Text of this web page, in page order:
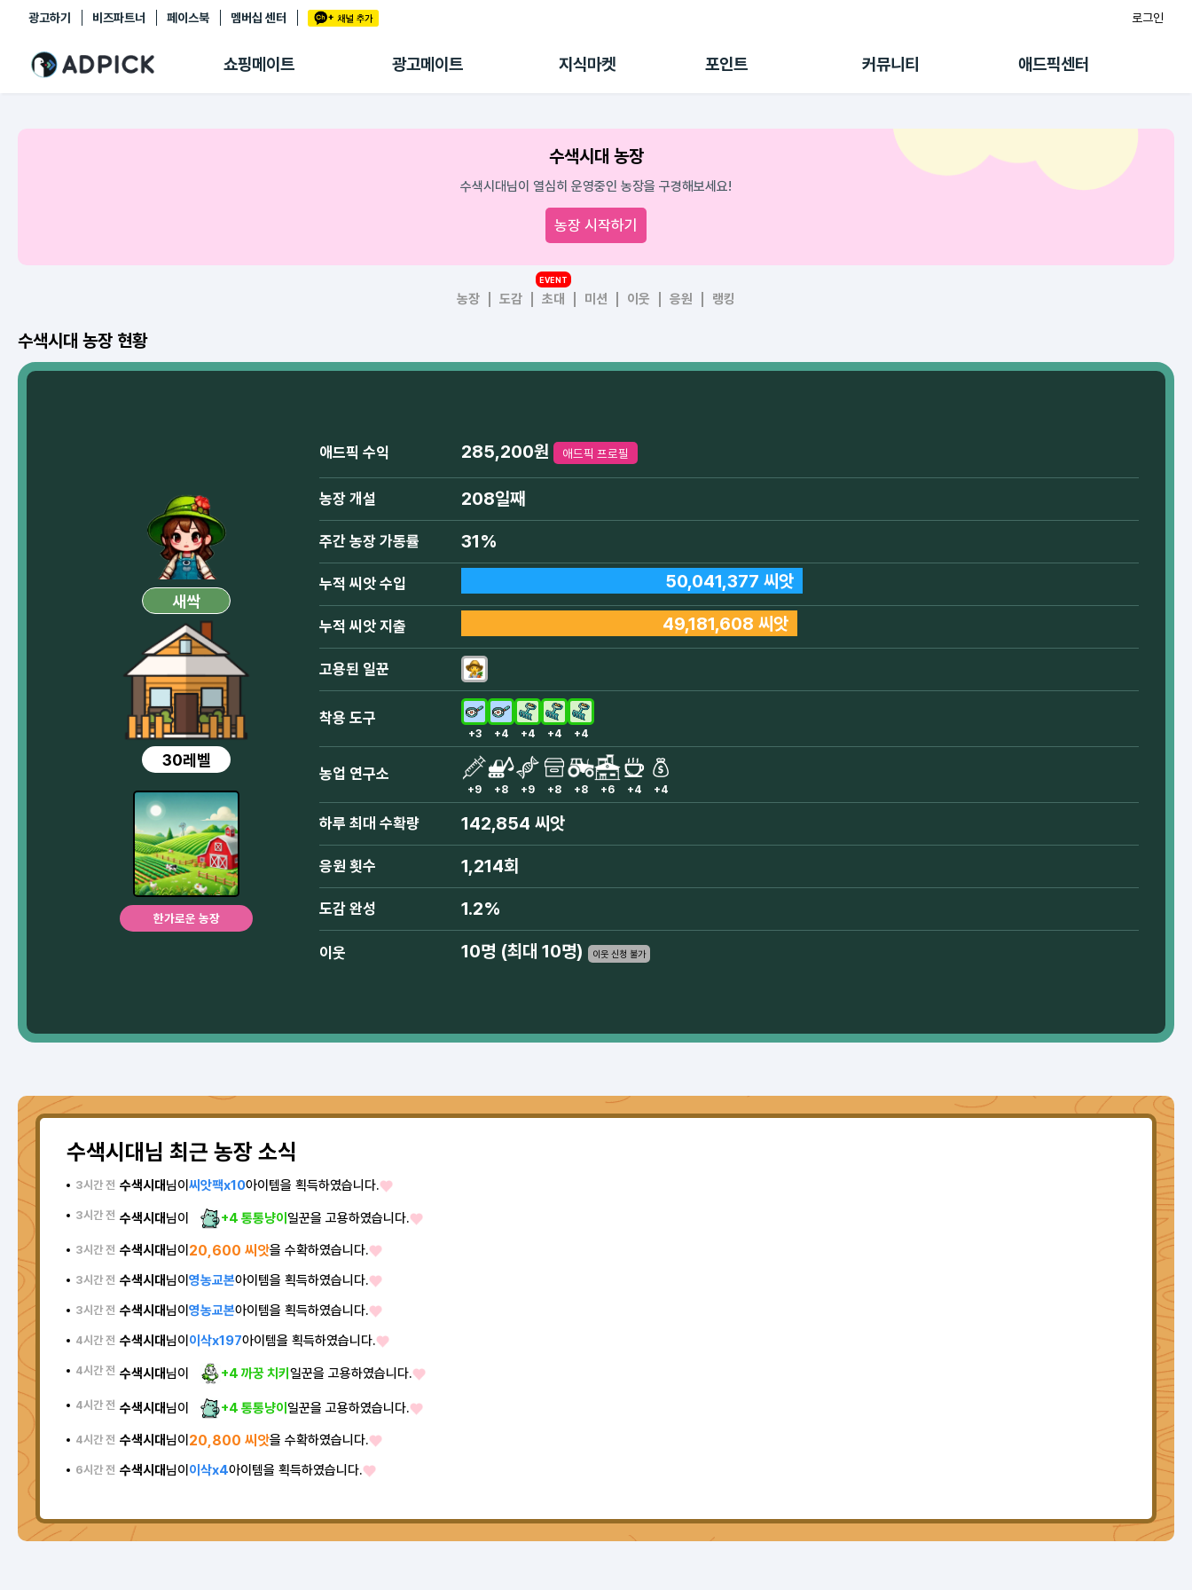
광고하기 비즈파트너 페이스북 멤버십 센터 로그인
쇼핑메이트 광고메이트 지식마켓 포인트 커뮤니티 애드픽센터
추천상품
쇼핑 에이전트
링크관리
광고리포트
출석 룰렛
후원
랭킹
초대보너스
수익 Live
멤버십 센터
마이도메인
수색시대 농장
수색시대님이 열심히 운영중인 농장을 구경해보세요!
농장 시작하기
농장 도감 초대
EVENT
미션 이웃 응원 랭킹
수색시대 농장 현황
새싹
30레벨
한가로운 농장
애드픽 수익 285,200원 애드픽 프로필
농장 개설 208일째
주간 농장 가동률 31%
누적 씨앗 수입 50,041,377 씨앗
누적 씨앗 지출 49,181,608 씨앗
고용된 일꾼
착용 도구
+3 +4 +4 +4 +4
농업 연구소
+9 +8 +9 +8 +8 +6 +4 +4
하루 최대 수확량 142,854 씨앗
응원 횟수 1,214회
도감 완성 1.2%
이웃 10명 (최대 10명) 이웃 신청 불가
수색시대님 최근 농장 소식
3시간 전 수색시대님이 씨앗팩x10아이템을 획득하였습니다.
3시간 전 수색시대님이 +4 통통냥이 일꾼을 고용하였습니다.
3시간 전 수색시대님이 20,600 씨앗을 수확하였습니다.
3시간 전 수색시대님이 영농교본아이템을 획득하였습니다.
3시간 전 수색시대님이 영농교본아이템을 획득하였습니다.
4시간 전 수색시대님이 이삭x197아이템을 획득하였습니다.
4시간 전 수색시대님이 +4 까꿍 치키 일꾼을 고용하였습니다.
4시간 전 수색시대님이 +4 통통냥이 일꾼을 고용하였습니다.
4시간 전 수색시대님이 20,800 씨앗을 수확하였습니다.
6시간 전 수색시대님이 이삭x4아이템을 획득하였습니다.